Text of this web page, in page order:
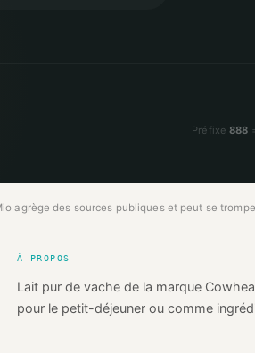
Préfixe888
agrège des sources publiques et peut se
À PROPOS
Lait pur de vache de la marque
pour le petit-déjeuner ou comme